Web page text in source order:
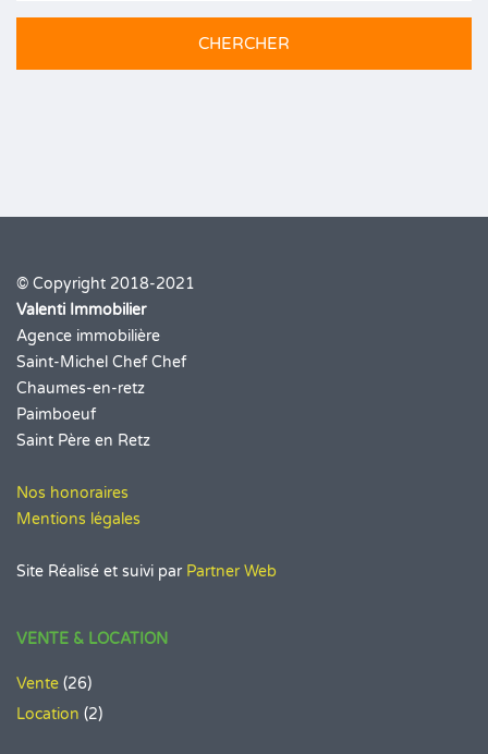
© Copyright 2018-2021
Valenti Immobilier
Agence immobilière
Saint-Michel Chef Chef
Chaumes-en-retz
Paimboeuf
Saint Père en Retz
Nos honoraires
Mentions légales
Site Réalisé et suivi par Partner Web
VENTE & LOCATION
Vente (26)
Location (2)